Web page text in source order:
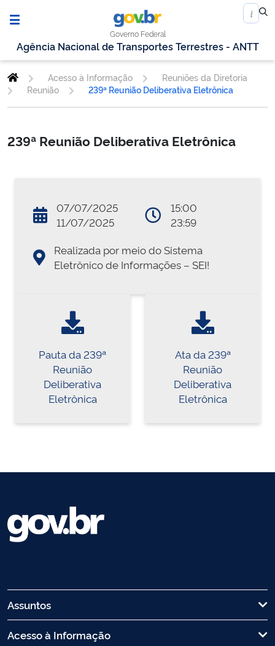
Governo Federal
Agência Nacional de Transportes Terrestres - ANTT
Acesso à Informação
Reuniões da Diretoria
Reunião
239ª Reunião Deliberativa Eletrônica
239ª Reunião Deliberativa Eletrônica
07/07/2025
11/07/2025
15:00
23:59
Realizada por meio do Sistema
Eletrônico de Informações – SEI!
Pauta da 239ª
Reunião
Deliberativa
Eletrônica
Ata da 239ª
Reunião
Deliberativa
Eletrônica
Assuntos
Acesso à Informação